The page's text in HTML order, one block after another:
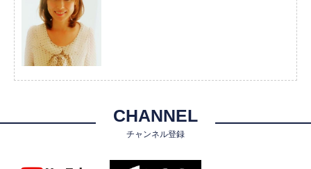
CHANNEL
チャンネル登録